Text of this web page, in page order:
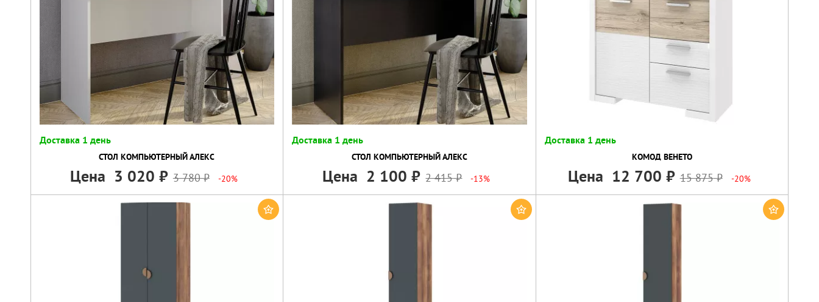
Доставка 1 день
СТОЛ КОМПЬЮТЕРНЫЙ АЛЕКС
Цена 3 020 3 780 -20%
Доставка 1 день
СТОЛ КОМПЬЮТЕРНЫЙ АЛЕКС
Цена 2 100 2 415 -13%
Доставка 1 день
КОМОД ВЕНЕТО
Цена 12 700 15 875 -20%